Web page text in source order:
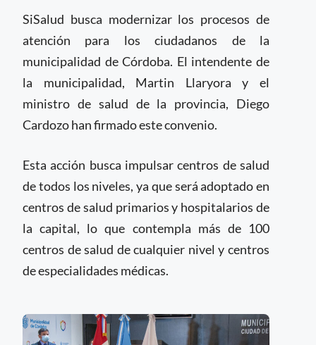
SiSalud busca modernizar los procesos de
atención para los ciudadanos de la
municipalidad de Córdoba. El intendente de
la municipalidad, Martin Llaryora y el
ministro de salud de la provincia, Diego
Cardozo han firmado este convenio.
Esta acción busca impulsar centros de salud
de todos los niveles, ya que será adoptado en
centros de salud primarios y hospitalarios de
la capital, lo que contempla más de 100
centros de salud de cualquier nivel y centros
de especialidades médicas.